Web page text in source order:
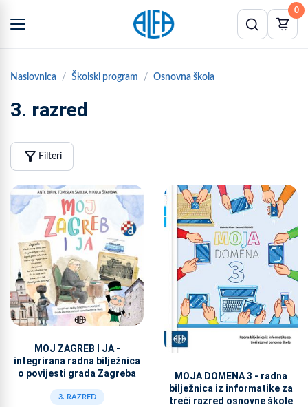
0
Naslovnica Školski program Osnovna škola
3. razred
filter_alt Filteri
MOJ ZAGREB I JA -
integrirana radna bilježnica
o povijesti grada Zagreba
3. RAZRED
MOJA DOMENA 3 - radna
bilježnica iz informatike za
treći razred osnovne škole